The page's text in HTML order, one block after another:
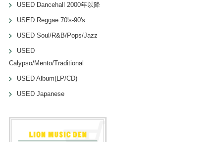
USED Dancehall 2000年以降
USED Reggae 70's-90's
USED Soul/R&B/Pops/Jazz
USED
Calypso/Mento/Traditional
USED Album(LP/CD)
USED Japanese